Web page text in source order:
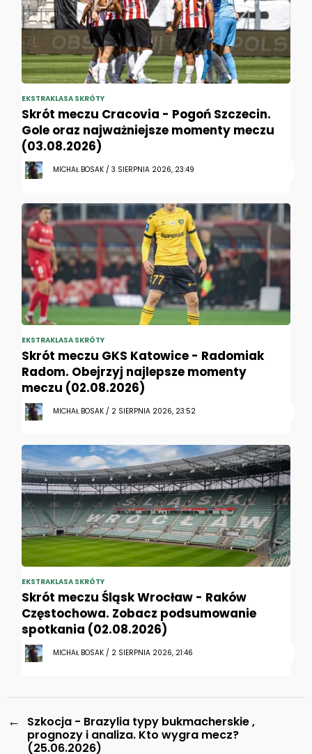
EKSTRAKLASA SKRÓTY
Skrót meczu Cracovia - Pogoń Szczecin.
Gole oraz najważniejsze momenty meczu
(03.08.2026)
MICHAŁ BOSAK / 3 SIERPNIA 2026, 23:49
EKSTRAKLASA SKRÓTY
Skrót meczu GKS Katowice - Radomiak
Radom. Obejrzyj najlepsze momenty
meczu (02.08.2026)
MICHAŁ BOSAK / 2 SIERPNIA 2026, 23:52
EKSTRAKLASA SKRÓTY
Skrót meczu Śląsk Wrocław - Raków
Częstochowa. Zobacz podsumowanie
spotkania (02.08.2026)
MICHAŁ BOSAK / 2 SIERPNIA 2026, 21:46
←
Szkocja - Brazylia typy bukmacherskie ,
prognozy i analiza. Kto wygra mecz?
(25.06.2026)